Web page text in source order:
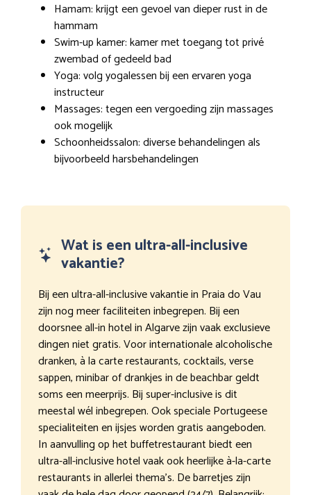
Hamam: krijgt een gevoel van dieper rust in de
hammam
Swim-up kamer: kamer met toegang tot privé
zwembad of gedeeld bad
Yoga: volg yogalessen bij een ervaren yoga
instructeur
Massages: tegen een vergoeding zijn massages
ook mogelijk
Schoonheidssalon: diverse behandelingen als
bijvoorbeeld harsbehandelingen
Wat is een ultra-all-inclusive
vakantie?
Bij een ultra-all-inclusive vakantie in Praia do Vau
zijn nog meer faciliteiten inbegrepen. Bij een
doorsnee all-in hotel in Algarve zijn vaak exclusieve
dingen niet gratis. Voor internationale alcoholische
dranken, à la carte restaurants, cocktails, verse
sappen, minibar of drankjes in de beachbar geldt
soms een meerprijs. Bij super-inclusive is dit
meestal wél inbegrepen. Ook speciale Portugeese
specialiteiten en ijsjes worden gratis aangeboden.
In aanvulling op het buffetrestaurant biedt een
ultra-all-inclusive hotel vaak ook heerlijke à-la-carte
restaurants in allerlei thema’s. De barretjes zijn